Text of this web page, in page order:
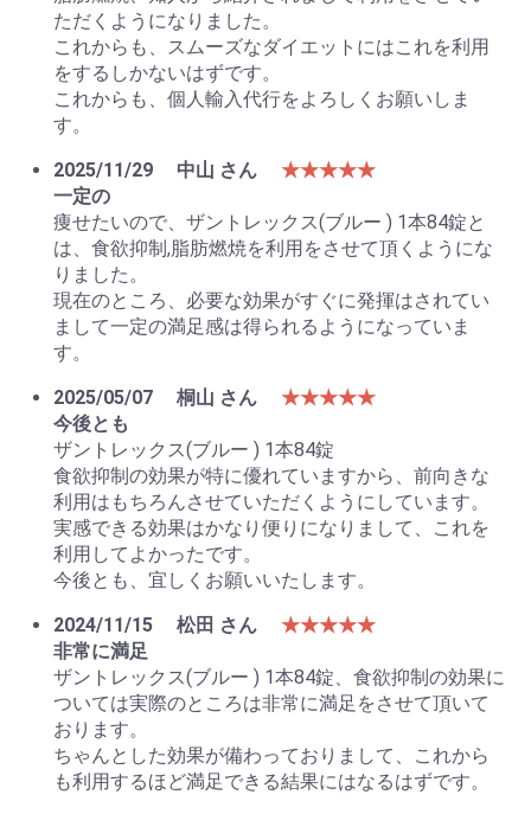
ただくようになりました。
これからも、スムーズなダイエットにはこれを利用
をするしかないはずです。
これからも、個人輸入代行をよろしくお願いしま
す。
2025/11/29
中山 さん
★★★★★
一定の
痩せたいので、ザントレックス(ブルー ) 1本84錠と
は、食欲抑制,脂肪燃焼を利用をさせて頂くようにな
りました。
現在のところ、必要な効果がすぐに発揮はされてい
まして一定の満足感は得られるようになっていま
す。
2025/05/07
桐山 さん
★★★★★
今後とも
ザントレックス(ブルー ) 1本84錠
食欲抑制の効果が特に優れていますから、前向きな
利用はもちろんさせていただくようにしています。
実感できる効果はかなり便りになりまして、これを
利用してよかったです。
今後とも、宜しくお願いいたします。
2024/11/15
松田 さん
★★★★★
非常に満足
ザントレックス(ブルー ) 1本84錠、食欲抑制の効果に
ついては実際のところは非常に満足をさせて頂いて
おります。
ちゃんとした効果が備わっておりまして、これから
も利用するほど満足できる結果にはなるはずです。